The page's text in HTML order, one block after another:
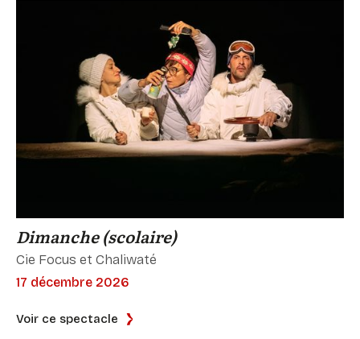
Dimanche (scolaire)
Cie Focus et Chaliwaté
17 décembre 2026
Voir ce spectacle